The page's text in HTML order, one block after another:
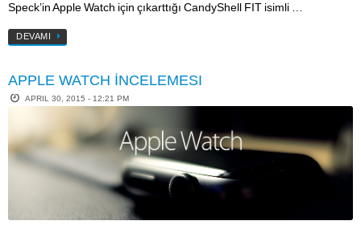
Speck’in Apple Watch için çıkarttığı CandyShell FIT isimli …
DEVAMI
APPLE WATCH İNCELEMESI
APRIL 30, 2015 - 12:21 PM